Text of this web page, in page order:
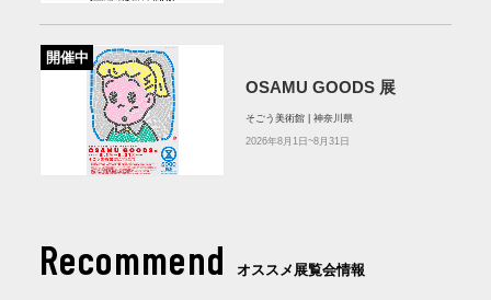
開催中
OSAMU GOODS 展
そごう美術館 | 神奈川県
2026年8月1日~8月31日
Recommend オススメ展覧会情報